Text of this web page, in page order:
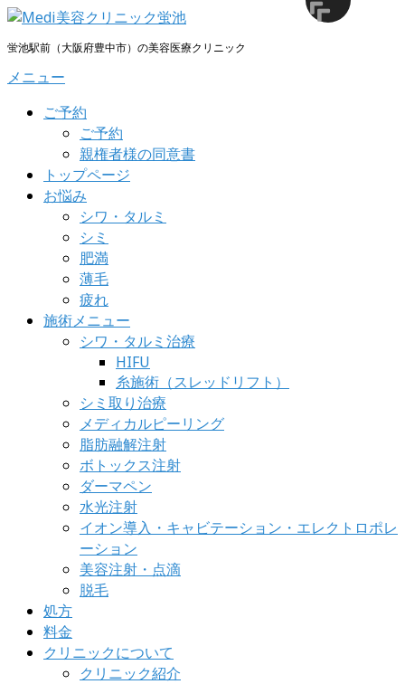
コ
テ
ン
蛍池駅前（大阪府豊中市）の美容医療クリニック
メニュー
ご予約
ご予約
親権者様の同意書
トップページ
お悩み
シワ・タルミ
シミ
肥満
薄毛
疲れ
施術メニュー
シワ・タルミ治療
HIFU
糸施術（スレッドリフト）
シミ取り治療
メディカルピーリング
脂肪融解注射
ボトックス注射
ダーマペン
水光注射
イオン導入・キャビテーション・エレクトロポレ
ーション
美容注射・点滴
脱毛
処方
料金
クリニックについて
クリニック紹介